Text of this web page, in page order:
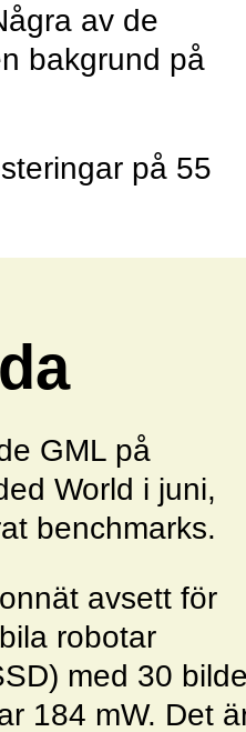
av de
bakgrund på
på 55
GML på
World i juni,
benchmarks.
avsett för
robotar
med 30
184 mW. Det